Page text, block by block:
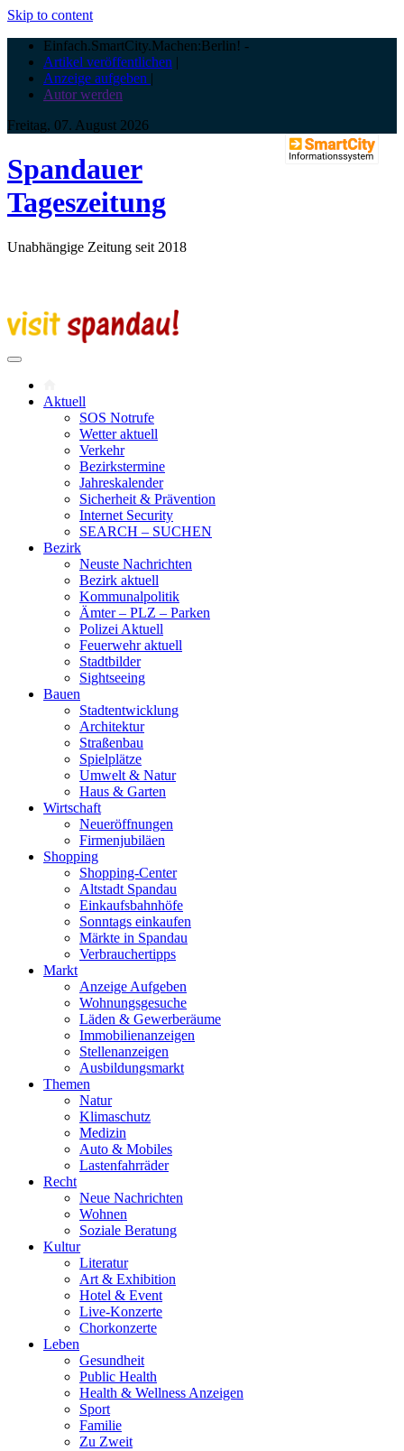
Skip to content
Einfach.SmartCity.Machen:Berlin! -
Artikel veröffentlichen |
Anzeige aufgeben |
Autor werden
Freitag, 07. August 2026
Spandauer
Tageszeitung
Unabhängige Zeitung seit 2018
Aktuell
SOS Notrufe
Wetter aktuell
Verkehr
Bezirkstermine
Jahreskalender
Sicherheit & Prävention
Internet Security
SEARCH – SUCHEN
Bezirk
Neuste Nachrichten
Bezirk aktuell
Kommunalpolitik
Ämter – PLZ – Parken
Polizei Aktuell
Feuerwehr aktuell
Stadtbilder
Sightseeing
Bauen
Stadtentwicklung
Architektur
Straßenbau
Spielplätze
Umwelt & Natur
Haus & Garten
Wirtschaft
Neueröffnungen
Firmenjubiläen
Shopping
Shopping-Center
Altstadt Spandau
Einkaufsbahnhöfe
Sonntags einkaufen
Märkte in Spandau
Verbrauchertipps
Markt
Anzeige Aufgeben
Wohnungsgesuche
Läden & Gewerberäume
Immobilienanzeigen
Stellenanzeigen
Ausbildungsmarkt
Themen
Natur
Klimaschutz
Medizin
Auto & Mobiles
Lastenfahrräder
Recht
Neue Nachrichten
Wohnen
Soziale Beratung
Kultur
Literatur
Art & Exhibition
Hotel & Event
Live-Konzerte
Chorkonzerte
Leben
Gesundheit
Public Health
Health & Wellness Anzeigen
Sport
Familie
Zu Zweit